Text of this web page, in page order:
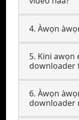
4. Àwọn
5. Kini awọn
downloader
6. Àwọn
downloader